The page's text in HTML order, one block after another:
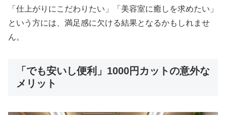
「仕上がりにこだわりたい」「美容室に癒しを求めたい」
という方には、満足感に欠ける結果となるかもしれませ
ん。
「でも安いし便利」1000円カットの意外な
メリット